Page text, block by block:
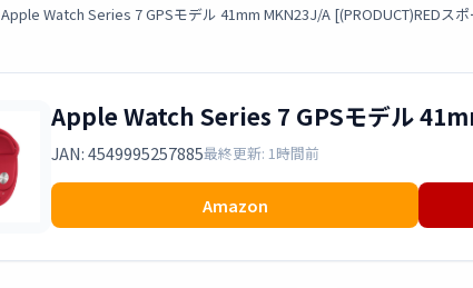
Apple Watch Series 7 GPSモデル 41mm MKN23J/A [(PRODUCT)REDス
Apple Watch Series 7 GPSモデル
JAN: 4549995257885最終更新: 1時間前
Amazon